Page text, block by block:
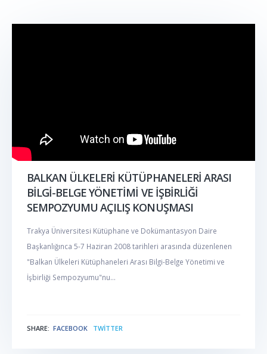
BALKAN ÜLKELERİ KÜTÜPHANELERİ ARASI
BİLGİ-BELGE YÖNETİMİ VE İŞBİRLİĞİ
SEMPOZYUMU AÇILIŞ KONUŞMASI
Trakya Üniversitesi Kütüphane ve Dokümantasyon Daire
Başkanlığınca 5-7 Haziran 2008 tarihleri arasında düzenlenen
"Balkan Ülkeleri Kütüphaneleri Arası Bilgi-Belge Yönetimi ve
İşbirliği Sempozyumu"nu...
SHARE: FACEBOOK TWITTER